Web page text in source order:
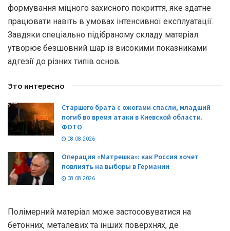
формування міцного захисного покриття, яке здатне
працювати навіть в умовах інтенсивної експлуатації.
Завдяки спеціально підібраному складу матеріал
утворює безшовний шар із високими показниками
адгезії до різних типів основ.
Это интересно
Старшего брата с ожогами спасли, младший
погиб во время атаки в Киевской области.
ФОТО
08.08.2026
Операция «Матрешка»: как Россия хочет
повлиять на выборы в Германии
08.08.2026
Полімерний матеріал може застосовуватися на
бетонних, металевих та інших поверхнях, де